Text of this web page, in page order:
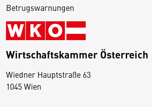
Betrugswarnungen
Wirtschaftskammer Österreich
Wiedner Hauptstraße 63
1045 Wien
D